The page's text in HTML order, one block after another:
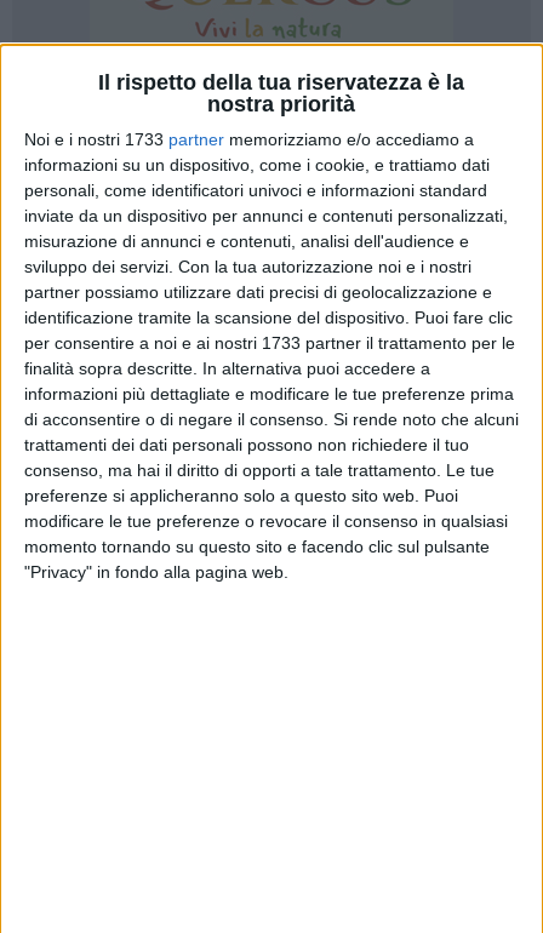
Il rispetto della tua riservatezza è la
nostra priorità
Noi e i nostri 1733 partner memorizziamo e/o accediamo a
informazioni su un dispositivo, come i cookie, e trattiamo dati
personali, come identificatori univoci e informazioni standard
inviate da un dispositivo per annunci e contenuti personalizzati,
misurazione di annunci e contenuti, analisi dell'audience e
sviluppo dei servizi. Con la tua autorizzazione noi e i nostri
partner possiamo utilizzare dati precisi di geolocalizzazione e
identificazione tramite la scansione del dispositivo. Puoi fare clic
per consentire a noi e ai nostri 1733 partner il trattamento per le
finalità sopra descritte. In alternativa puoi accedere a
informazioni più dettagliate e modificare le tue preferenze prima
di acconsentire o di negare il consenso. Si rende noto che alcuni
trattamenti dei dati personali possono non richiedere il tuo
consenso, ma hai il diritto di opporti a tale trattamento. Le tue
preferenze si applicheranno solo a questo sito web. Puoi
modificare le tue preferenze o revocare il consenso in qualsiasi
momento tornando su questo sito e facendo clic sul pulsante
"Privacy" in fondo alla pagina web.
1
Stanotte, a partire dalle ore 23 e fino alle ore 5, verrà
effettuato il trattamento di disinfestazione adulticida, contro
insetti e zanzare, nella città di Matera e nei borghi.
Le raccomandazioni ai cittadini sono quelle consuete: non
sostare in ambienti aperti durante e dopo il trattamento;
tenere le finestre chiuse; evitare di stendere la biancheria;
evitare parcheggi di autovetture che possano ostacolare le
operazioni di disinfestazione.